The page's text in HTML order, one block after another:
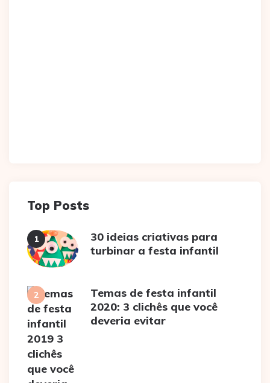
Top Posts
30 ideias criativas para
turbinar a festa infantil
Temas de festa infantil
2020: 3 clichês que você
deveria evitar